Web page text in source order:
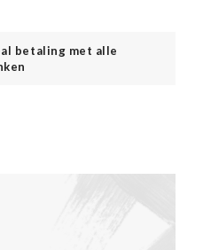
betaling met alle